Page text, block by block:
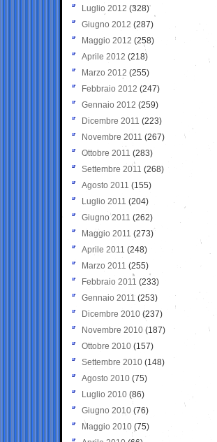
Luglio 2012 (328)
Giugno 2012 (287)
Maggio 2012 (258)
Aprile 2012 (218)
Marzo 2012 (255)
Febbraio 2012 (247)
Gennaio 2012 (259)
Dicembre 2011 (223)
Novembre 2011 (267)
Ottobre 2011 (283)
Settembre 2011 (268)
Agosto 2011 (155)
Luglio 2011 (204)
Giugno 2011 (262)
Maggio 2011 (273)
Aprile 2011 (248)
Marzo 2011 (255)
Febbraio 2011 (233)
Gennaio 2011 (253)
Dicembre 2010 (237)
Novembre 2010 (187)
Ottobre 2010 (157)
Settembre 2010 (148)
Agosto 2010 (75)
Luglio 2010 (86)
Giugno 2010 (76)
Maggio 2010 (75)